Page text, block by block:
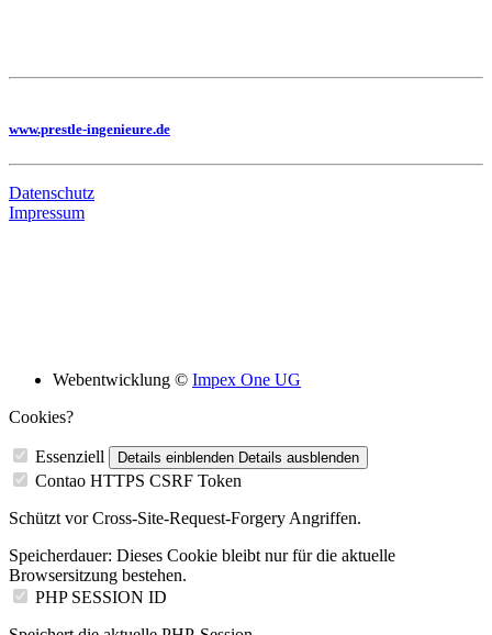
www.prestle-ingenieure.de
Datenschutz
Impressum
Webentwicklung © Impex One UG
Cookies?
Essenziell Details einblenden Details ausblenden
Contao HTTPS CSRF Token
Schützt vor Cross-Site-Request-Forgery Angriffen.
Speicherdauer: Dieses Cookie bleibt nur für die aktuelle
Browsersitzung bestehen.
PHP SESSION ID